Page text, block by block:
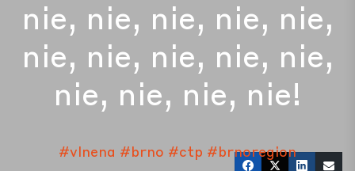
nie, nie, nie, nie, nie,
nie, nie, nie, nie, nie,
nie, nie, nie, nie!
#vlnena #brno #ctp #brnoregion